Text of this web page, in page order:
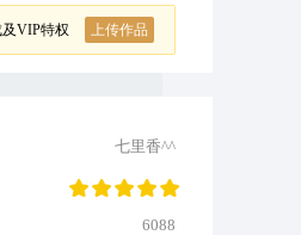
VIP特权 上传作品
七里香^^
6088